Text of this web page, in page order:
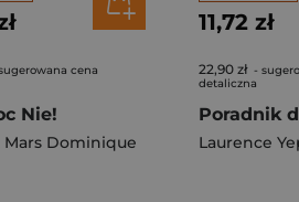
cena
Nie!
Mars Dominique
11,72 zł
22,90 zł -
detaliczna
Laurence